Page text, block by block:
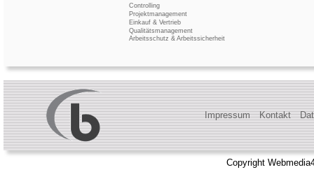
Controlling
Projektmanagement
Einkauf & Vertrieb
Qualitätsmanagement
Arbeitsschutz & Arbeitssicherheit
Impressum Kontakt
Copyright